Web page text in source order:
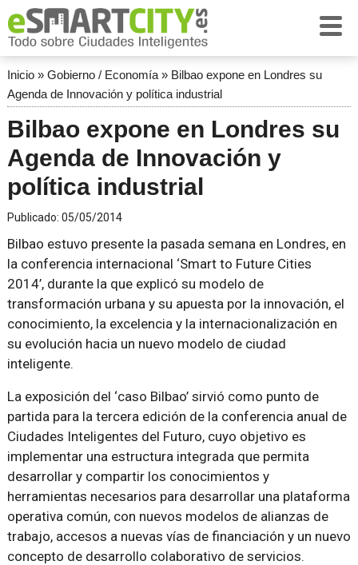
Inicio» Gobierno / Economía» Bilbao expone en Londres su
Agenda de Innovación y política industrial
Bilbao expone en Londres su
Agenda de Innovación y
política industrial
Publicado: 05/05/2014
Bilbao estuvo presente la pasada semana en Londres, en
la conferencia internacional ‘Smart to Future Cities
2014’, durante la que explicó su modelo de
transformación urbana y su apuesta por la innovación, el
conocimiento, la excelencia y la internacionalización en
su evolución hacia un nuevo modelo de ciudad
inteligente.
La exposición del ‘caso Bilbao’ sirvió como punto de
partida para la tercera edición de la conferencia anual de
Ciudades Inteligentes del Futuro, cuyo objetivo es
implementar una estructura integrada que permita
desarrollar y compartir los conocimientos y
herramientas necesarios para desarrollar una plataforma
operativa común, con nuevos modelos de alianzas de
trabajo, accesos a nuevas vías de financiación y un nuevo
concepto de desarrollo colaborativo de servicios.